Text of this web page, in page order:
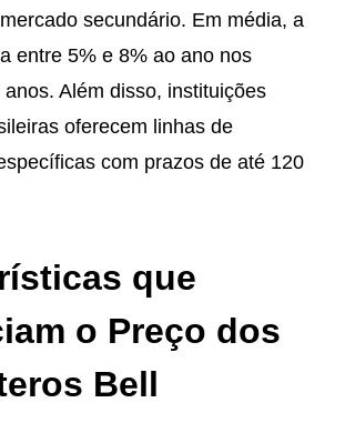
secundário. Em média, a
entre 5% e 8% ao ano nos
Além disso, instituições
oferecem linhas de
com prazos de até 120
que
o Preço dos
Bell